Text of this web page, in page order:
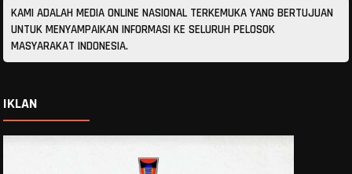
KAMI ADALAH MEDIA ONLINE NASIONAL TERKEMUKA YANG BERTUJUAN
UNTUK MENYAMPAIKAN INFORMASI KE SELURUH PELOSOK
MASYARAKAT INDONESIA.
IKLAN